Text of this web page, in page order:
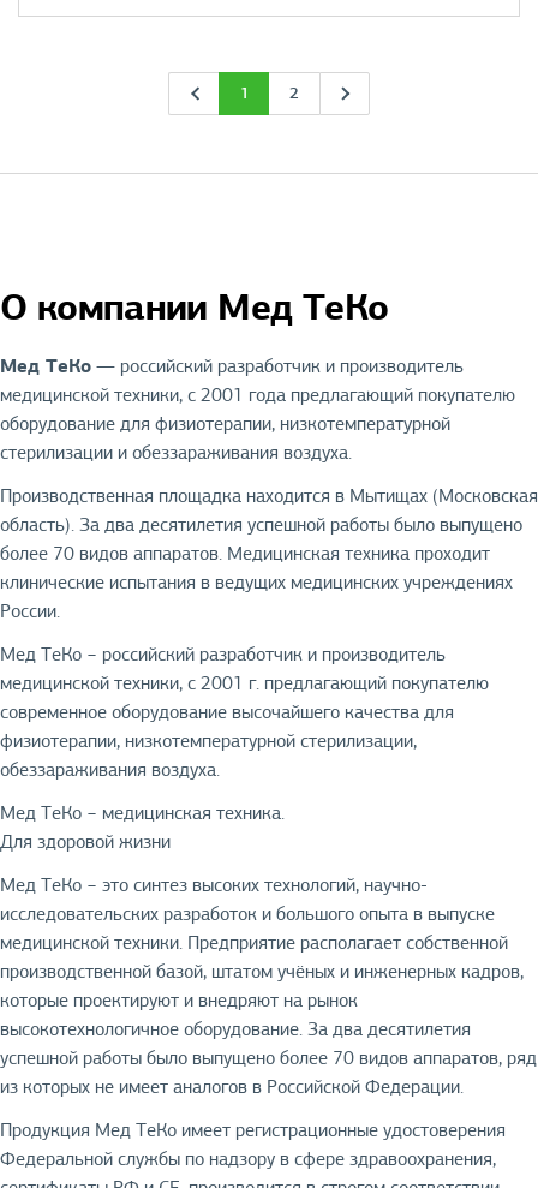
1 2
О компании Мед ТеКо
Мед ТеКо — российский разработчик и производитель
медицинской техники, с 2001 года предлагающий покупателю
оборудование для физиотерапии, низкотемпературной
стерилизации и обеззараживания воздуха.
Производственная площадка находится в Мытищах (Московская
область). За два десятилетия успешной работы было выпущено
более 70 видов аппаратов. Медицинская техника проходит
клинические испытания в ведущих медицинских учреждениях
России.
Мед ТеКо − российский разработчик и производитель
медицинской техники, с 2001 г. предлагающий покупателю
современное оборудование высочайшего качества для
физиотерапии, низкотемпературной стерилизации,
обеззараживания воздуха.
Мед ТеКо − медицинская техника.
Для здоровой жизни
Мед ТеКо − это синтез высоких технологий, научно-
исследовательских разработок и большого опыта в выпуске
медицинской техники. Предприятие располагает собственной
производственной базой, штатом учёных и инженерных кадров,
которые проектируют и внедряют на рынок
высокотехнологичное оборудование. За два десятилетия
успешной работы было выпущено более 70 видов аппаратов, ряд
из которых не имеет аналогов в Российской Федерации.
Продукция Мед ТеКо имеет регистрационные удостоверения
Федеральной службы по надзору в сфере здравоохранения,